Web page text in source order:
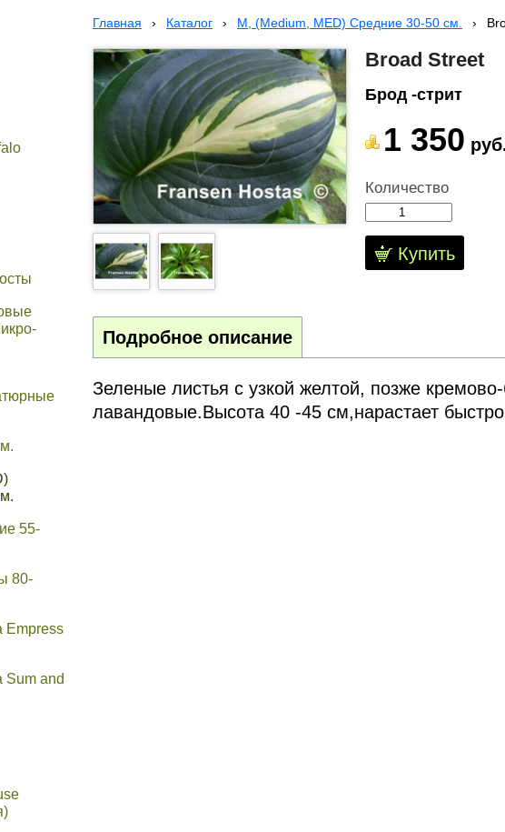
55-
80-
Empress
Sum and
Главная › Каталог › M, (Medium, MED) Средние 30-50 см. ›
Broad Street
Брод -стрит
1 350
Количество
Купить
Подробное описание
Зеленые листья с узкой желтой, позже
лавандовые.Высота 40 -45 см,нарастает